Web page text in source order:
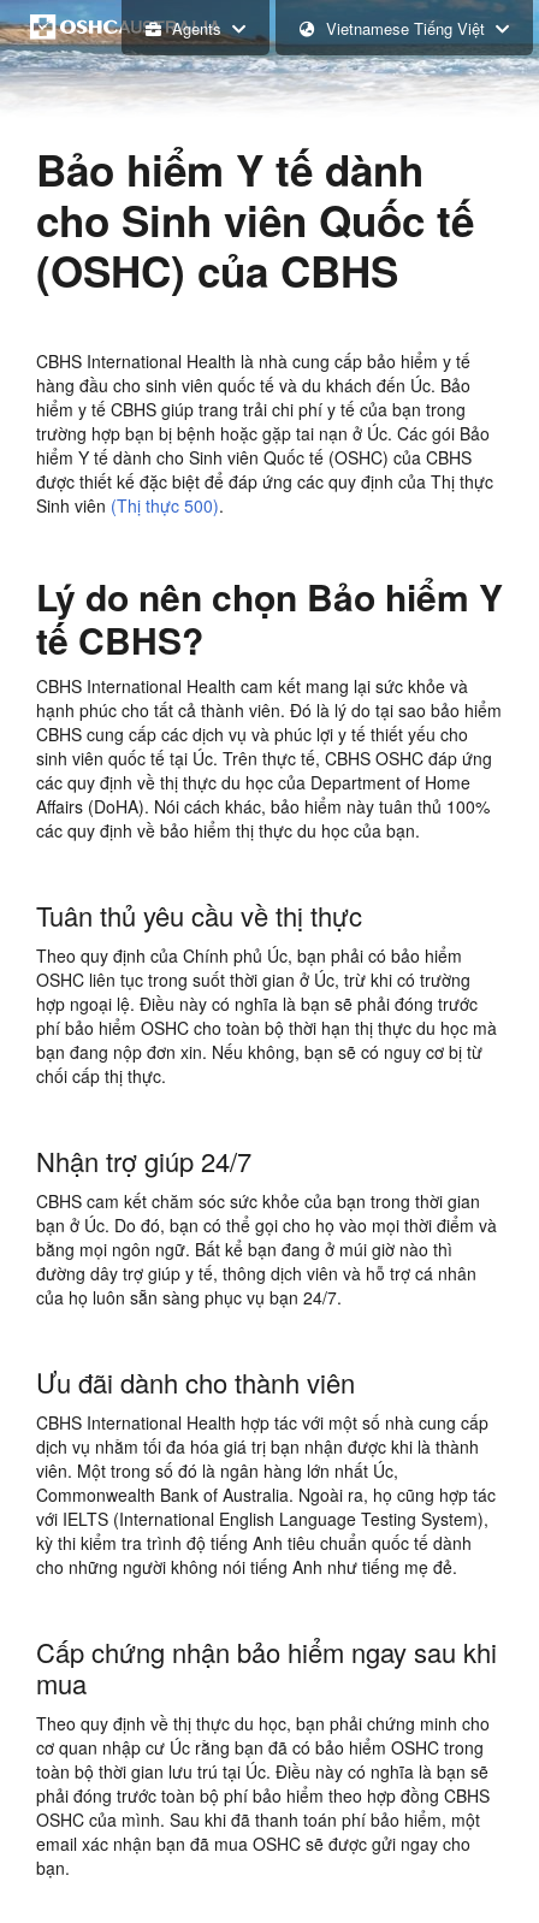
Agents Vietnamese Tiếng Việt
Bảo hiểm Y tế dành
cho Sinh viên Quốc tế
(OSHC) của CBHS
CBHS International Health là nhà cung cấp bảo hiểm y tế
hàng đầu cho sinh viên quốc tế và du khách đến Úc. Bảo
hiểm y tế CBHS giúp trang trải chi phí y tế của bạn trong
trường hợp bạn bị bệnh hoặc gặp tai nạn ở Úc. Các gói Bảo
hiểm Y tế dành cho Sinh viên Quốc tế (OSHC) của CBHS
được thiết kế đặc biệt để đáp ứng các quy định của Thị thực
Sinh viên (Thị thực 500).
Lý do nên chọn Bảo hiểm Y
tế CBHS?
CBHS International Health cam kết mang lại sức khỏe và
hạnh phúc cho tất cả thành viên. Đó là lý do tại sao bảo hiểm
CBHS cung cấp các dịch vụ và phúc lợi y tế thiết yếu cho
sinh viên quốc tế tại Úc. Trên thực tế, CBHS OSHC đáp ứng
các quy định về thị thực du học của Department of Home
Affairs (DoHA). Nói cách khác, bảo hiểm này tuân thủ 100%
các quy định về bảo hiểm thị thực du học của bạn.
Tuân thủ yêu cầu về thị thực
Theo quy định của Chính phủ Úc, bạn phải có bảo hiểm
OSHC liên tục trong suốt thời gian ở Úc, trừ khi có trường
hợp ngoại lệ. Điều này có nghĩa là bạn sẽ phải đóng trước
phí bảo hiểm OSHC cho toàn bộ thời hạn thị thực du học mà
bạn đang nộp đơn xin. Nếu không, bạn sẽ có nguy cơ bị từ
chối cấp thị thực.
Nhận trợ giúp 24/7
CBHS cam kết chăm sóc sức khỏe của bạn trong thời gian
bạn ở Úc. Do đó, bạn có thể gọi cho họ vào mọi thời điểm và
bằng mọi ngôn ngữ. Bất kể bạn đang ở múi giờ nào thì
đường dây trợ giúp y tế, thông dịch viên và hỗ trợ cá nhân
của họ luôn sẵn sàng phục vụ bạn 24/7.
Ưu đãi dành cho thành viên
CBHS International Health hợp tác với một số nhà cung cấp
dịch vụ nhằm tối đa hóa giá trị bạn nhận được khi là thành
viên. Một trong số đó là ngân hàng lớn nhất Úc,
Commonwealth Bank of Australia. Ngoài ra, họ cũng hợp tác
với IELTS (International English Language Testing System),
kỳ thi kiểm tra trình độ tiếng Anh tiêu chuẩn quốc tế dành
cho những người không nói tiếng Anh như tiếng mẹ đẻ.
Cấp chứng nhận bảo hiểm ngay sau khi
mua
Theo quy định về thị thực du học, bạn phải chứng minh cho
cơ quan nhập cư Úc rằng bạn đã có bảo hiểm OSHC trong
toàn bộ thời gian lưu trú tại Úc. Điều này có nghĩa là bạn sẽ
phải đóng trước toàn bộ phí bảo hiểm theo hợp đồng CBHS
OSHC của mình. Sau khi đã thanh toán phí bảo hiểm, một
email xác nhận bạn đã mua OSHC sẽ được gửi ngay cho
bạn.